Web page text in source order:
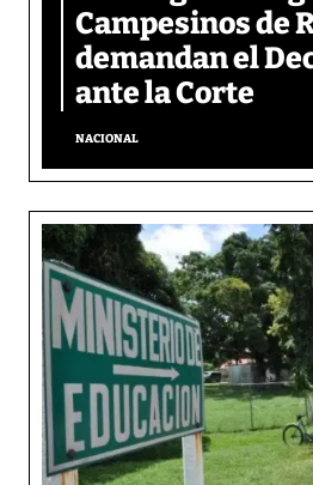
Campesinos de
demandan el
ante la Corte
NACIONAL